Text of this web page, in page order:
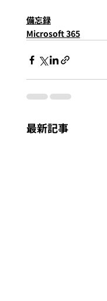
備忘録
Microsoft 365
最新記事